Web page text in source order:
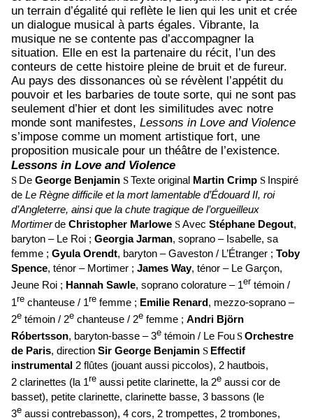
un terrain d’égalité qui reflète le lien qui les unit et crée
un dialogue musical à parts égales. Vibrante, la
musique ne se contente pas d’accompagner la
situation. Elle en est la partenaire du récit, l’un des
conteurs de cette histoire pleine de bruit et de fureur.
Au pays des dissonances où se révèlent l’appétit du
pouvoir et les barbaries de toute sorte, qui ne sont pas
seulement d’hier et dont les similitudes avec notre
monde sont manifestes, Lessons in Love and Violence
s’impose comme un moment artistique fort, une
proposition musicale pour un théâtre de l’existence.
Lessons in Love and Violence
S De George Benjamin STexte original Martin Crimp S Inspiré
de Le Règne difficile et la mort lamentable d’Édouard II, roi
d’Angleterre, ainsi que la chute tragique de l’orgueilleux
Mortimerde Christopher Marlowe SAvec Stéphane Degout,
baryton – Le Roi ; Georgia Jarman, soprano – Isabelle, sa
femme ; Gyula Orendt, baryton – Gaveston / L’Étranger ; Toby
Spence, ténor – Mortimer ; James Way, ténor – Le Garçon,
Jeune Roi ; Hannah Sawle, soprano colorature – 1er témoin /
1re chanteuse / 1re femme ; Emilie Renard, mezzo-soprano –
2e témoin / 2e chanteuse / 2e femme ; Andri Björn
Róbertsson, baryton-basse – 3e témoin / Le Fou SOrchestre
de Paris, direction Sir George Benjamin S Effectif
instrumental 2 flûtes (jouant aussi piccolos), 2 hautbois,
2 clarinettes (la 1re aussi petite clarinette, la 2e aussi cor de
basset), petite clarinette, clarinette basse, 3 bassons (le
3e aussi contrebasson), 4 cors, 2 trompettes, 2 trombones,